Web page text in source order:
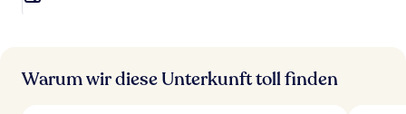
Warum wir diese Unterkunft toll finden